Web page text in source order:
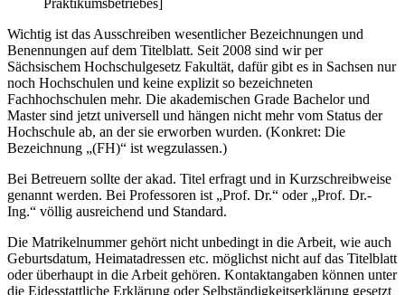
Wichtig ist das Ausschreiben wesentlicher Bezeichnungen und
Benennungen auf dem Titelblatt. Seit 2008 sind wir per
Sächsischem Hochschulgesetz Fakultät, dafür gibt es in Sachsen nur
noch Hochschulen und keine explizit so bezeichneten
Fachhochschulen mehr. Die akademischen Grade Bachelor und
Master sind jetzt universell und hängen nicht mehr vom Status der
Hochschule ab, an der sie erworben wurden. (Konkret: Die
Bezeichnung „(FH)“ ist wegzulassen.)
Bei Betreuern sollte der akad. Titel erfragt und in Kurzschreibweise
genannt werden. Bei Professoren ist „Prof. Dr.“ oder „Prof. Dr.-
Ing.“ völlig ausreichend und Standard.
Die Matrikelnummer gehört nicht unbedingt in die Arbeit, wie auch
Geburtsdatum, Heimatadressen etc. möglichst nicht auf das Titelblatt
oder überhaupt in die Arbeit gehören. Kontaktangaben können unter
die Eidesstattliche Erklärung oder Selbständigkeitserklärung gesetzt